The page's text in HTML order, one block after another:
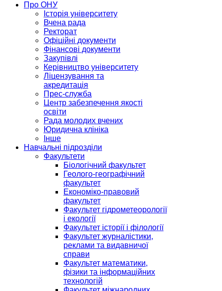
Про ОНУ
Історія університету
Вчена рада
Ректорат
Офіційні документи
Фінансові документи
Закупівлі
Керівництво університету
Ліцензування та
акредитація
Прес-служба
Центр забезпечення якості
освіти
Рада молодих вчених
Юридична клініка
Інше
Навчальні підрозділи
Факультети
Біологічний факультет
Геолого-географічний
факультет
Економіко-правовий
факультет
Факультет гідрометеорології
і екології
Факультет історії і філології
Факультет журналістики,
реклами та видавничої
справи
Факультет математики,
фізики та інформаційних
технологій